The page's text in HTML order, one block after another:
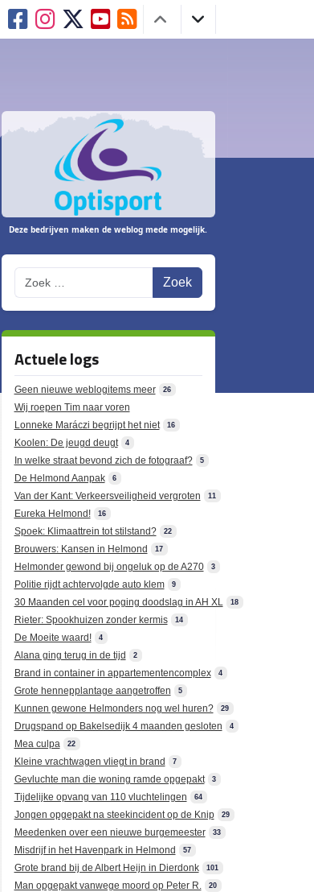
Deze bedrijven maken de weblog mede mogelijk.
Actuele logs
Geen nieuwe weblogitems meer 26
Wij roepen Tim naar voren
Lonneke Maráczi begrijpt het niet
16
Koolen: De jeugd deugt 4
In welke straat bevond zich de fotograaf? 5
De Helmond Aanpak 6
Van der Kant: Verkeersveiligheid vergroten 11
Eureka Helmond! 16
Spoek: Klimaattrein tot stilstand? 22
Brouwers: Kansen in Helmond 17
Helmonder gewond bij ongeluk op de A270 3
Politie rijdt achtervolgde auto klem 9
30 Maanden cel voor poging doodslag in AH XL 18
Rieter: Spookhuizen zonder kermis 14
De Moeite waard! 4
Alana ging terug in de tijd 2
Brand in container in appartementencomplex 4
Grote hennepplantage aangetroffen 5
Kunnen gewone Helmonders nog wel huren? 29
Drugspand op Bakelsedijk 4 maanden gesloten 4
Mea culpa 22
Kleine vrachtwagen vliegt in brand 7
Gevluchte man die woning ramde opgepakt 3
Tijdelijke opvang van 110 vluchtelingen 64
Jongen opgepakt na steekincident op de Knip 29
Meedenken over een nieuwe burgemeester 33
Misdrijf in het Havenpark in Helmond 57
Grote brand bij de Albert Heijn in Dierdonk 101
Man opgepakt vanwege moord op Peter R. 20